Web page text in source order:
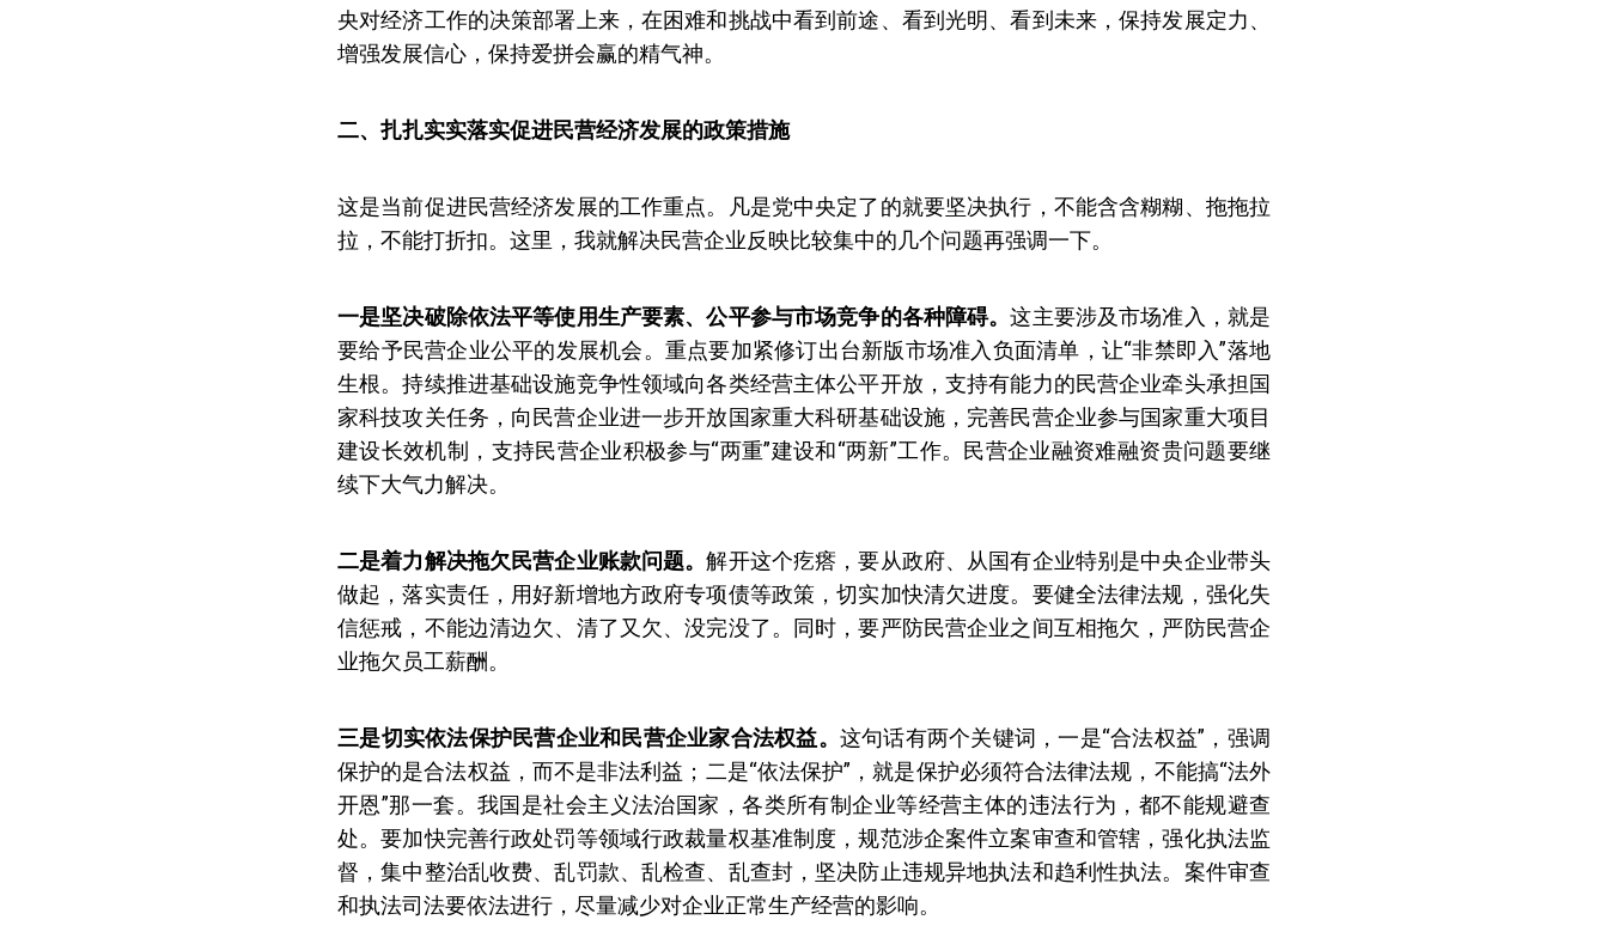
央对经济工作的决策部署上来，在困难和挑战中看到前途、看到光明、看到未来，保持发展定力、
增强发展信心，保持爱拼会赢的精气神。
二、扎扎实实落实促进民营经济发展的政策措施
这是当前促进民营经济发展的工作重点。凡是党中央定了的就要坚决执行，不能含含糊糊、拖拖拉
拉，不能打折扣。这里，我就解决民营企业反映比较集中的几个问题再强调一下。
一是坚决破除依法平等使用生产要素、公平参与市场竞争的各种障碍。这主要涉及市场准入，就是
要给予民营企业公平的发展机会。重点要加紧修订出台新版市场准入负面清单，让“非禁即入”落地
生根。持续推进基础设施竞争性领域向各类经营主体公平开放，支持有能力的民营企业牵头承担国
家科技攻关任务，向民营企业进一步开放国家重大科研基础设施，完善民营企业参与国家重大项目
建设长效机制，支持民营企业积极参与“两重”建设和“两新”工作。民营企业融资难融资贵问题要继
续下大气力解决。
二是着力解决拖欠民营企业账款问题。解开这个疙瘩，要从政府、从国有企业特别是中央企业带头
做起，落实责任，用好新增地方政府专项债等政策，切实加快清欠进度。要健全法律法规，强化失
信惩戒，不能边清边欠、清了又欠、没完没了。同时，要严防民营企业之间互相拖欠，严防民营企
业拖欠员工薪酬。
三是切实依法保护民营企业和民营企业家合法权益。 这句话有两个关键词，一是“合法权益”，强调
保护的是合法权益，而不是非法利益；二是“依法保护”，就是保护必须符合法律法规，不能搞“法外
开恩”那一套。我国是社会主义法治国家，各类所有制企业等经营主体的违法行为，都不能规避查
处。要加快完善行政处罚等领域行政裁量权基准制度，规范涉企案件立案审查和管辖，强化执法监
督，集中整治乱收费、乱罚款、乱检查、乱查封，坚决防止违规异地执法和趋利性执法。案件审查
和执法司法要依法进行，尽量减少对企业正常生产经营的影响。